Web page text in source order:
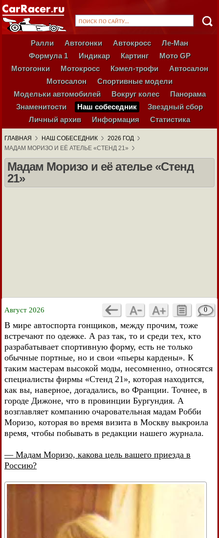
Ралли Автогонки Автокросс
Ле-Ман
Формула 1
Индикар Картинг
Мото GP
Мотогонки
Мотокросс Кэмел-трофи
Автосалон
Мотосалон
Спортивные модели
Модельки автомобилей
Вокруг колес
Панорама
Знаменитости
Наш собеседник
Звездный сбор
Личный архив
Информация Статистика
ГЛАВНАЯ НАШ СОБЕСЕДНИК
2026 ГОД
МАДАМ МОРИЗО И ЕЁ АТЕЛЬЕ «СТЕНД 21»
Мадам Моризо и её ателье «Стенд
21»
Август 2026 0
В мире автоспорта гонщиков, между прочим, тоже
встречают по одежке. А раз так, то и среди тех, кто
разрабатывает спортивную форму, есть не только
обычные портные, но и свои «пьеры кардены». К
таким мастерам высокой моды, несомненно, относятся
специалисты фирмы «Стенд 21», которая находится,
как вы, наверное, догадались, во Франции. Точнее, в
городе Дижоне, что в провинции Бургундия. А
возглавляет компанию очаровательная мадам Робби
Моризо, которая во время визита в Москву выкроила
время, чтобы побывать в редакции нашего журнала.
— Мадам Моризо, какова цель вашего приезда в
Россию?